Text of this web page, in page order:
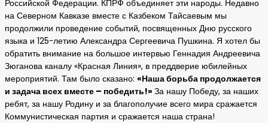
Российской Федерации. КПРФ объединяет эти народы. Недавно
на Северном Кавказе вместе с Казбеком Тайсаевым мы
продолжили проведение событий, посвященных Дню русского
языка и 125-летию Александра Сергеевича Пушкина. Я хотел бы
обратить внимание на большое интервью Геннадия Андреевича
Зюганова каналу «Красная Линия», в преддверие юбилейных
мероприятий. Там было сказано: «Наша борьба продолжается
и задача всех вместе – победить!» За нашу Победу, за наших
ребят, за нашу Родину и за благополучие всего мира сражается
Коммунистическая партия и сражается наша страна!